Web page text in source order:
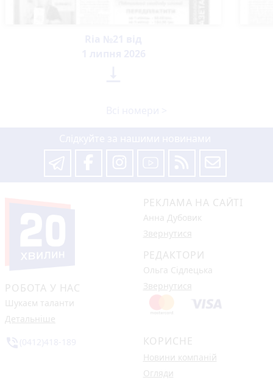
РОБОТА У НАС
Шукаєм таланти
Детальніше
РЕКЛАМА НА САЙТІ
Анна Дубовик
Звернутися
РЕДАКТОРИ
Ольга Сідлецька
Звернутися
КОРИСНЕ
Новини компаній
Огляди